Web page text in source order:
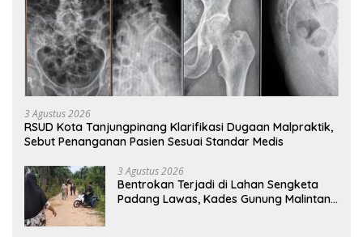
3 Agustus 2026
RSUD Kota Tanjungpinang Klarifikasi Dugaan Malpraktik,
Sebut Penanganan Pasien Sesuai Standar Medis
3 Agustus 2026
Bentrokan Terjadi di Lahan Sengketa
Padang Lawas, Kades Gunung Malintang